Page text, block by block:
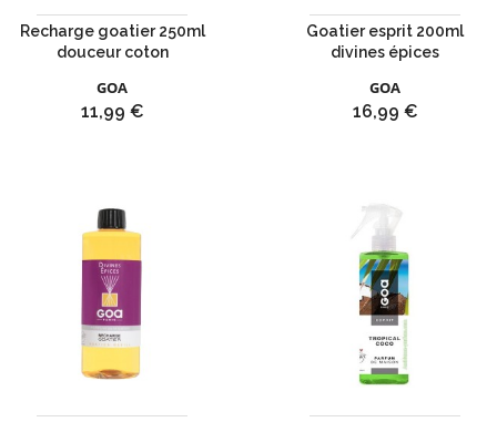
Recharge goatier 250ml
douceur coton
GOA
Prix
11,99 €
Goatier esprit 200ml
divines épices
GOA
Prix
16,99 €